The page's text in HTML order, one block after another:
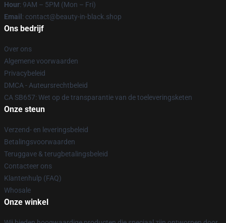
Hour: 9AM – 5PM (Mon – Fri)
Email : contact@beauty-in-black.shop
Ons bedrijf
Over ons
Algemene voorwaarden
Privacybeleid
DMCA - Auteursrechtbeleid
CA SB657: Wet op de transparantie van de toeleveringsketen
Onze steun
Verzend- en leveringsbeleid
Betalingsvoorwaarden
Teruggave & terugbetalingsbeleid
Contacteer ons
Klantenhulp (FAQ)
Whosale
Onze winkel